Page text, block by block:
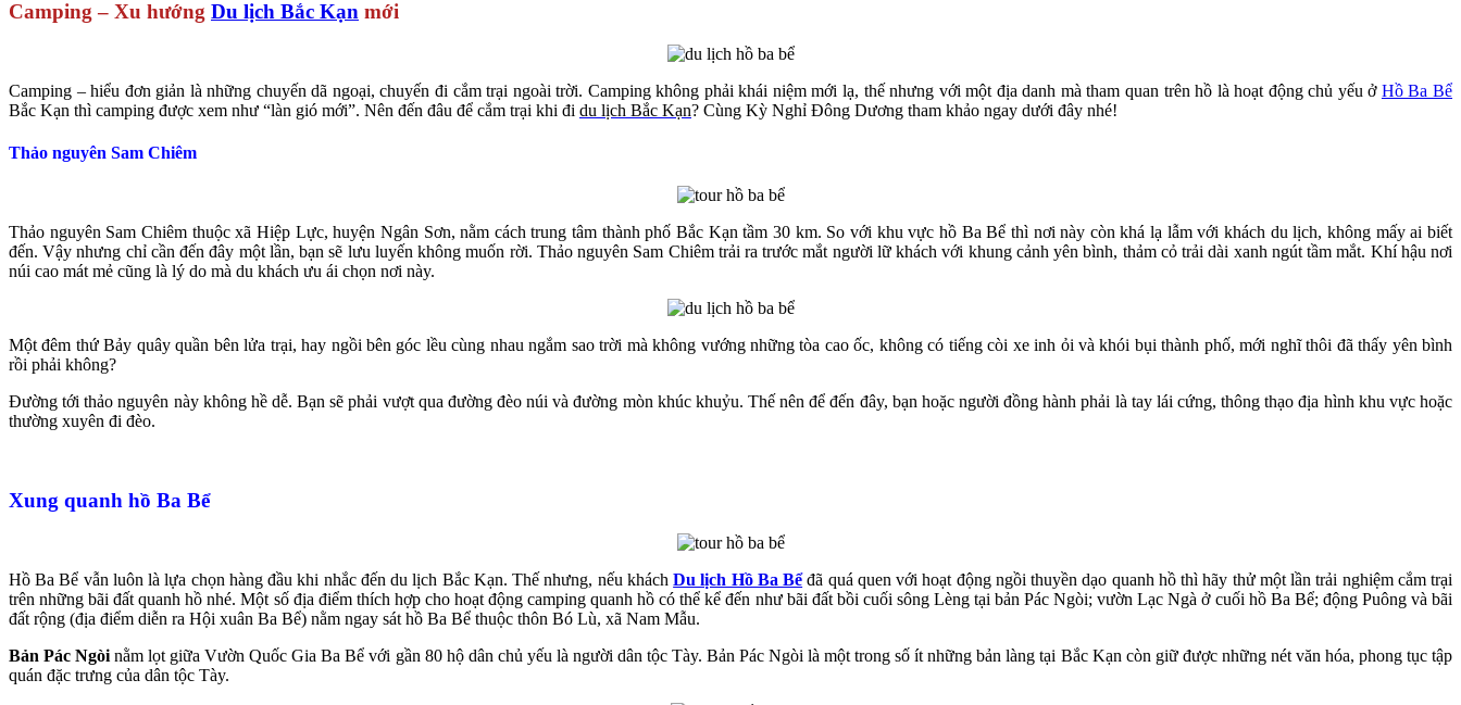
Camping – Xu hướng Du lịch Bắc Kạn mới
Camping – hiểu đơn giản là những chuyến dã ngoại, chuyến đi cắm trại ngoài trời. Camping không phải khái niệm mới lạ, thế nhưng với một địa danh mà tham quan trên hồ là hoạt động chủ yếu ở Hồ Ba Bể
Bắc Kạn thì camping được xem như “làn gió mới”. Nên đến đâu để cắm trại khi đi du lịch Bắc Kạn? Cùng Kỳ Nghỉ Đông Dương tham khảo ngay dưới đây nhé!
Thảo nguyên Sam Chiêm
Thảo nguyên Sam Chiêm thuộc xã Hiệp Lực, huyện Ngân Sơn, nằm cách trung tâm thành phố Bắc Kạn tầm 30 km. So với khu vực hồ Ba Bể thì nơi này còn khá lạ lẫm với khách du lịch, không mấy ai biết
đến. Vậy nhưng chỉ cần đến đây một lần, bạn sẽ lưu luyến không muốn rời. Thảo nguyên Sam Chiêm trải ra trước mắt người lữ khách với khung cảnh yên bình, thảm cỏ trải dài xanh ngút tầm mắt. Khí hậu nơi
núi cao mát mẻ cũng là lý do mà du khách ưu ái chọn nơi này.
Một đêm thứ Bảy quây quần bên lửa trại, hay ngồi bên góc lều cùng nhau ngắm sao trời mà không vướng những tòa cao ốc, không có tiếng còi xe inh ỏi và khói bụi thành phố, mới nghĩ thôi đã thấy yên bình
rồi phải không?
Đường tới thảo nguyên này không hề dễ. Bạn sẽ phải vượt qua đường đèo núi và đường mòn khúc khuỷu. Thế nên để đến đây, bạn hoặc người đồng hành phải là tay lái cứng, thông thạo địa hình khu vực hoặc
thường xuyên đi đèo.
Xung quanh hồ Ba Bể
Hồ Ba Bể vẫn luôn là lựa chọn hàng đầu khi nhắc đến du lịch Bắc Kạn. Thế nhưng, nếu kháchDu lịch Hồ Ba Bểđã quá quen với hoạt động ngồi thuyền dạo quanh hồ thì hãy thử một lần trải nghiệm cắm trại
trên những bãi đất quanh hồ nhé. Một số địa điểm thích hợp cho hoạt động camping quanh hồ có thể kể đến như bãi đất bồi cuối sông Lèng tại bản Pác Ngòi; vườn Lạc Ngà ở cuối hồ Ba Bể; động Puông và bãi
đất rộng (địa điểm diễn ra Hội xuân Ba Bể) nằm ngay sát hồ Ba Bể thuộc thôn Bó Lù, xã Nam Mẫu.
Bản Pác Ngòi nằm lọt giữa Vườn Quốc Gia Ba Bể với gần 80 hộ dân chủ yếu là người dân tộc Tày. Bản Pác Ngòi là một trong số ít những bản làng tại Bắc Kạn còn giữ được những nét văn hóa, phong tục tập
quán đặc trưng của dân tộc Tày.